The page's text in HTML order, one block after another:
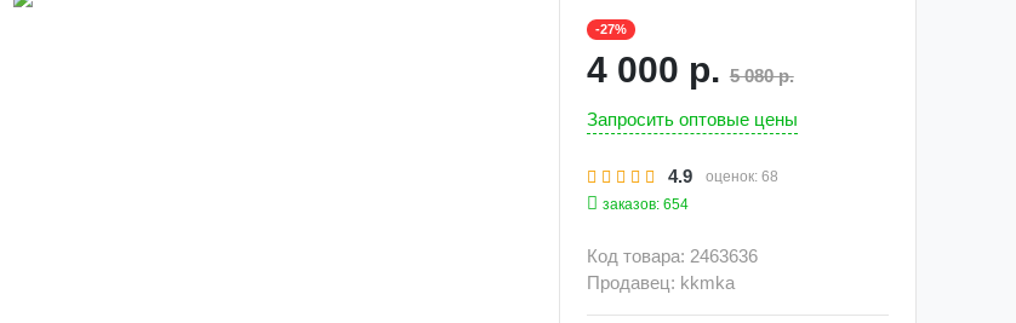
-27%
4 000 р. 5 080 р.
Запросить оптовые цены
4.9 оценок: 68
заказов: 654
Код товара: 2463636
Продавец: kkmka